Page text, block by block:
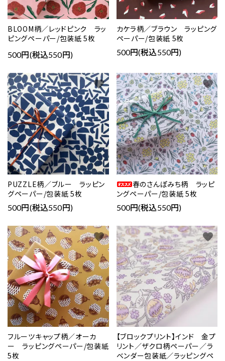
BLOOM柄／レッドピンク ラッ
ピングペーパー/包装紙 5枚
500円(税込550円)
カケラ柄／ブラウン ラッピング
ペーパー/包装紙 5枚
500円(税込550円)
PUZZLE柄／ブルー ラッピン
グペーパー/包装紙 5枚
500円(税込550円)
favorite
春のさんぽみち柄 ラッピ
ングペーパー/包装紙 5枚
500円(税込550円)
favorite
フルーツキャップ柄／オーカ
ー ラッピングペーパー/包装紙
5枚
favorite
【ブロックプリント】インド 金プ
リント／ザクロ柄ペーパー／ラ
ベンダー包装紙／ラッピングペ
favorite